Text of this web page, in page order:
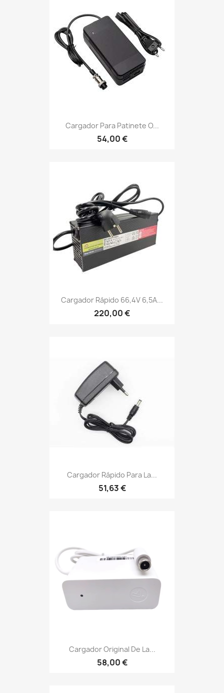
Cargador Para Patinete O...
54,00 €
Cargador Rápido 66,4V 6,5A...
220,00 €
Cargador Rápido Para La...
51,63 €
Cargador Original De La...
58,00 €